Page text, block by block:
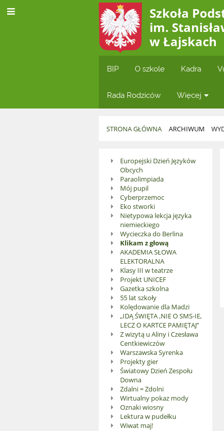
Szkoła
im.
w Łajskach
BIP O szkole Kadra
Rada Rodziców Więcej
STRONA GŁÓWNA ARCHIWUM
Wydarzenia
2019/20
Europejski Dzień Języków
Obcych
Paraolimpiada
Mój pupil
Cyberprzemoc
Eko stworki
Nietypowa lekcja języka
niemieckiego
Wycieczka do Berlina
Klikam z głową
AKADEMIA SŁOWA
ELEKTORALNA
Klasy III w teatrze
Projekt UNICEF
Gazetka szkolna
55 lat szkoły
Kolędowanie dla Madzi
„IDĄ ŚWIĘTA ,NIE O SMS-IE,
LECZ O KARTCE PAMIĘTAJ”
Z wizytą u Aliny i Czesława
Centkiewiczów
Warszawska Syrenka
Projekty gier
Światowy Dzień Zespołu
Downa
Zdalni = Zdolni
Wirtualny pokaz mody
Oznaki wiosny
Lektura w pudełku
Wiwat maj!